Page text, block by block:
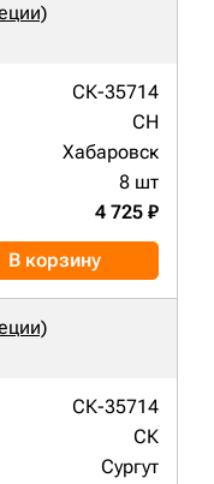
СК-35714
CH
Хабаровск
8 шт
4 725 ₽
В корзину
СК-35714
СК
Сургут